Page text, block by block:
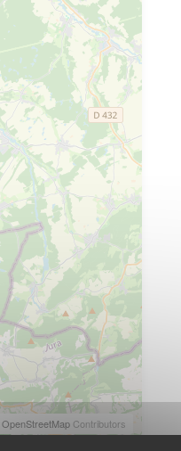
OpenStreetMapContributors